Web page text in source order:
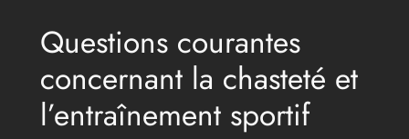
Questions courantes
concernant la chasteté et
l’entraînement sportif